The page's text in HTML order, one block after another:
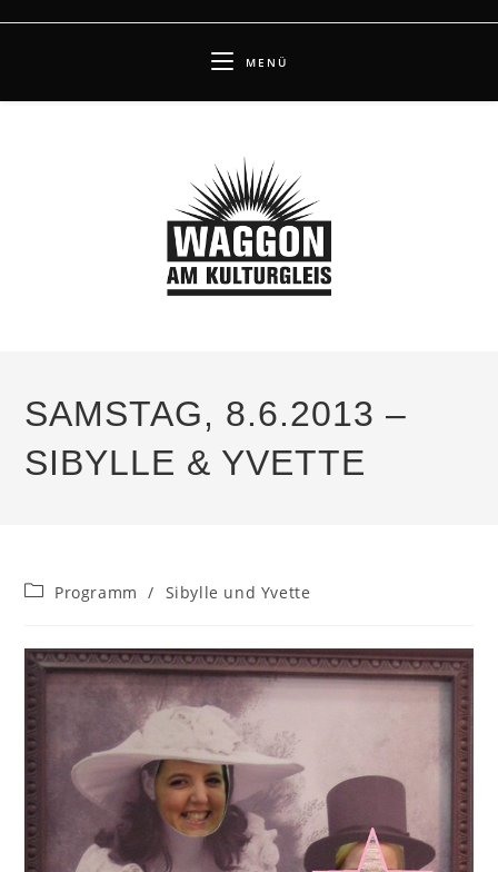
MENÜ
SAMSTAG, 8.6.2013 –
SIBYLLE & YVETTE
Beitrags-
Programm / Sibylle und Yvette